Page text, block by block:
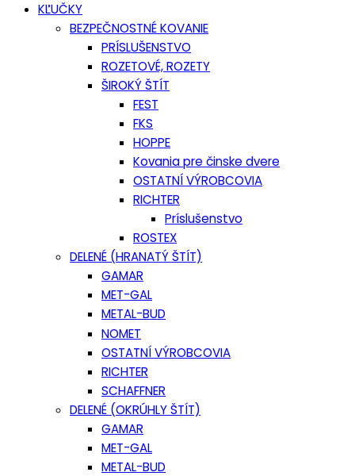
KĽUČKY
BEZPEČNOSTNÉ KOVANIE
PRÍSLUŠENSTVO
ROZETOVÉ, ROZETY
ŠIROKÝ ŠTÍT
FEST
FKS
HOPPE
Kovania pre činske dvere
OSTATNÍ VÝROBCOVIA
RICHTER
Príslušenstvo
ROSTEX
DELENÉ (HRANATÝ ŠTÍT)
GAMAR
MET-GAL
METAL-BUD
NOMET
OSTATNÍ VÝROBCOVIA
RICHTER
SCHAFFNER
DELENÉ (OKRÚHLY ŠTÍT)
GAMAR
MET-GAL
METAL-BUD